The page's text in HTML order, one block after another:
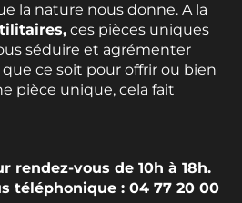
la nature nous donne. A la
ces pièces uniques
séduire et agrémenter
ce soit pour offrir ou bien
pièce unique, cela fait
rendez-vous de 10h à 18h.
téléphonique : 04 77 20 00